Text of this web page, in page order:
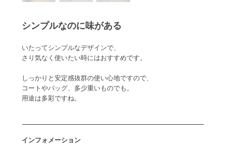
シンプルなのに味がある
いたってシンプルなデザインで、
さり気なく使いたい時にはおすすめです。
しっかりと安定感抜群の使い心地ですので、
コートやバッグ、多少重いものでも。
用途は多彩ですね。
インフォメーション